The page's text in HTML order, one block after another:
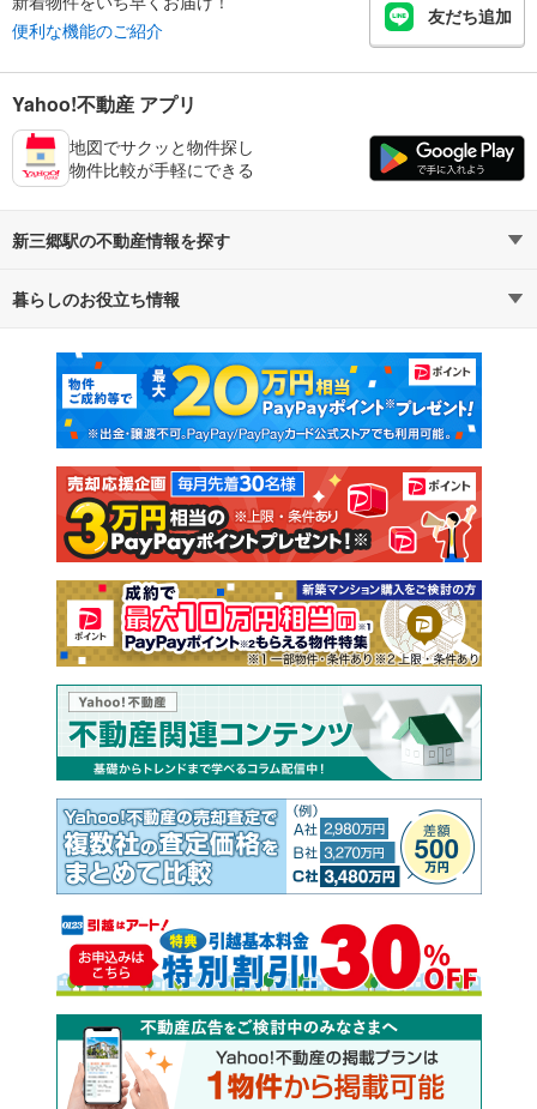
便利な機能のご紹介
友だち追加
Yahoo!不動産 アプリ
地図でサクッと物件探し
物件比較が手軽にできる
新三郷駅の不動産情報を探す
不動産・住宅
新築マンション 中古マンション
新築一戸建て 中古一戸建て
注文住宅 土地
売却査定
暮らしのお役立ち情報
マンションカタログ 教えて！住まいの先生